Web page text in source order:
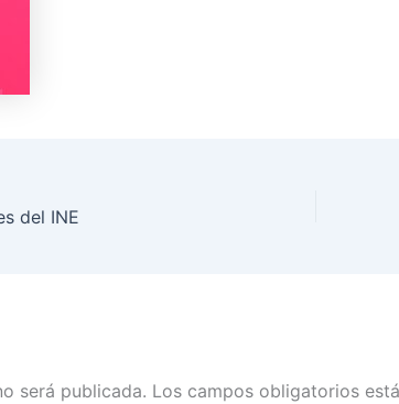
del INE
será publicada. Los campos obligatorios